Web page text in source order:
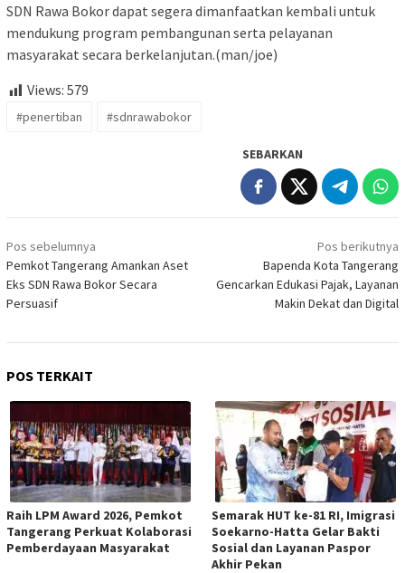
SDN Rawa Bokor dapat segera dimanfaatkan kembali untuk
mendukung program pembangunan serta pelayanan
masyarakat secara berkelanjutan.(man/joe)
Views: 579
#penertiban #sdnrawabokor
SEBARKAN
Navigasi
pos
Pos sebelumnya
Pemkot Tangerang Amankan Aset
Eks SDN Rawa Bokor Secara
Persuasif
Pos berikutnya
Bapenda Kota Tangerang
Gencarkan Edukasi Pajak, Layanan
Makin Dekat dan Digital
POS TERKAIT
Raih LPM Award 2026, Pemkot
Tangerang Perkuat Kolaborasi
Pemberdayaan Masyarakat
Semarak HUT ke-81 RI, Imigrasi
Soekarno-Hatta Gelar Bakti
Sosial dan Layanan Paspor
Akhir Pekan